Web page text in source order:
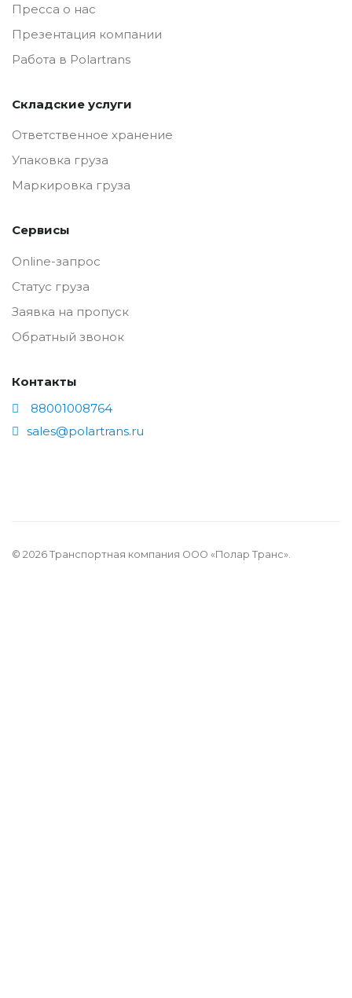
Пресса о нас
Презентация компании
Работа в Polartrans
Складские услуги
Ответственное хранение
Упаковка груза
Маркировка груза
Сервисы
Online-запрос
Статус груза
Заявка на пропуск
Обратный звонок
Контакты
88001008764
sales@polartrans.ru
© 2026 Транспортная компания ООО «Полар Транс».